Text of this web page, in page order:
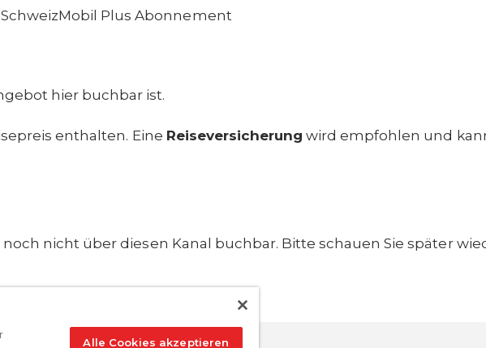
Plus Abonnement
hier buchbar ist.
enthalten. Eine Reiseversicherung wird empfohlen und
nicht über diesen Kanal buchbar. Bitte schauen Sie später
Alle Cookies akzeptieren